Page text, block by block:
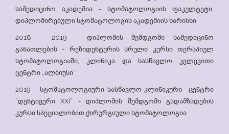
სამედიცინო აკადემია - სტომატოლოგიის ფაკულტეტი.
დიპლომირებული სტომატოლოგის აკადემიის ხარისხი.
2018 – 2019 - დიპლომის შემდგომი სამედიცინო
განათლების - რეზიდენტურის სრული კურსი თერაპიულ
სტომატოლოგიაში, კლინიკა და სასწავლო კვლევითი
ცენტრი „ალბიუსი“
2019 - სტომატოლოგიური სასწავლო-კლინიკური ცენტრი
“დენტივერი XXI” - დიპლომის შემდგომი გადამზადების
კურსი სპეციალობით ქირურგიული სტომატოლოგია